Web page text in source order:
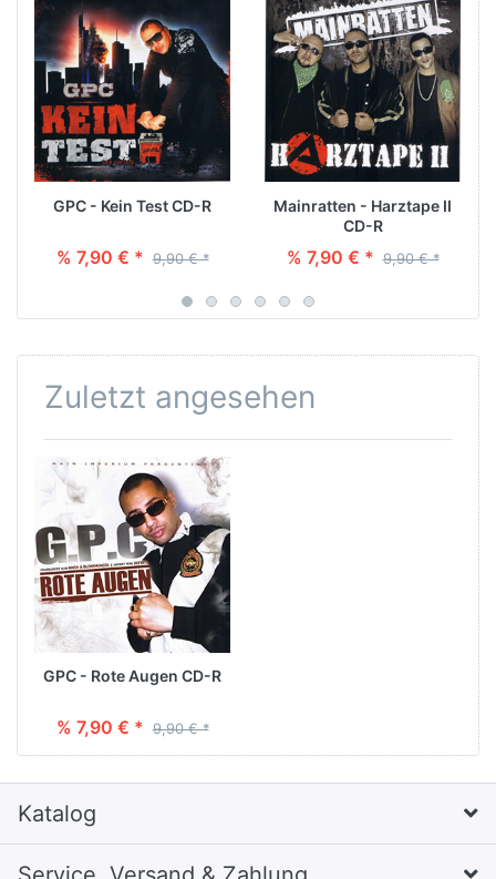
GPC - Kein Test CD-R
% 7,90 € * 9,90 € *
Mainratten - Harztape II
CD-R
% 7,90 € * 9,90 € *
Zuletzt angesehen
GPC - Rote Augen CD-R
% 7,90 € * 9,90 € *
Katalog